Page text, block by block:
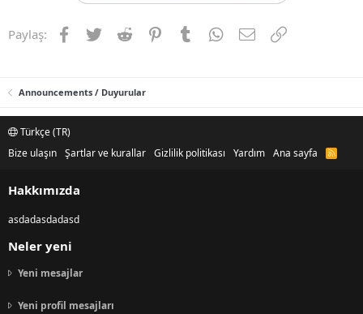
Paylaş: Facebook
TwitterReddit PinterestTumblrWhatsApp
E-postaLink
Announcements / Duyurular
Türkçe (TR)
Bize ulaşın Şartlar ve kurallar Gizlilik politikası Yardım Ana sayfa
R
Hakkımızda
asdadasdadasd
Neler yeni
Yeni mesajlar
Yeni profil mesajları